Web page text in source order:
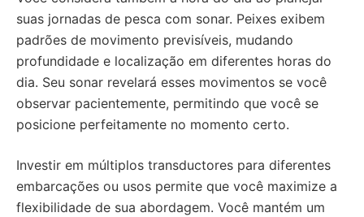
suas jornadas de pesca com sonar. Peixes exibem
padrões de movimento previsíveis, mudando
profundidade e localização em diferentes horas do
dia. Seu sonar revelará esses movimentos se você
observar pacientemente, permitindo que você se
posicione perfeitamente no momento certo.
Investir em múltiplos transductores para diferentes
embarcações ou usos permite que você maximize a
flexibilidade de sua abordagem. Você mantém um